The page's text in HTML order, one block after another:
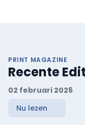
PRINT MAGAZINE
Recente
02 februari 2026
Nu lezen